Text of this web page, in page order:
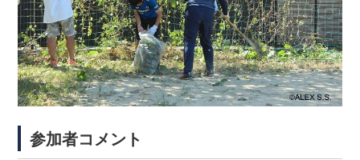
参加者コメント